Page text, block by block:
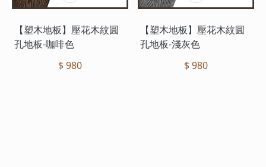
【塑木地板】壓花木紋圓
孔地板-咖啡色
$ 980
【塑木地板】壓花木紋圓
孔地板-淺灰色
$ 980